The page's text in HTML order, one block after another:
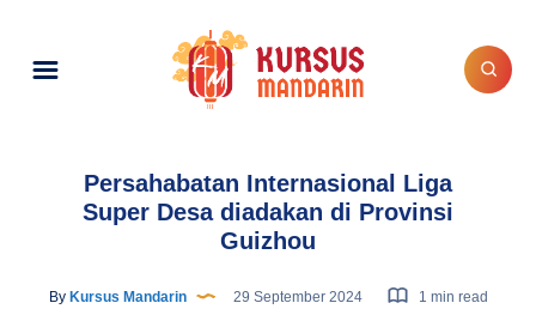
Persahabatan Internasional Liga
Super Desa diadakan di Provinsi
Guizhou
ByKursus Mandarin 29 September 2024
1 min read